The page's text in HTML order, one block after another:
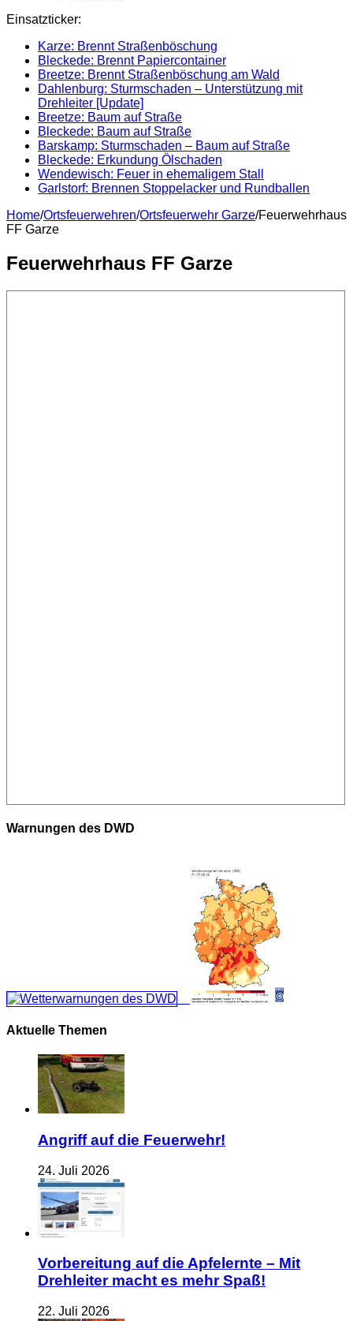
Einsatzticker:
Karze: Brennt Straßenböschung
Bleckede: Brennt Papiercontainer
Breetze: Brennt Straßenböschung am Wald
Dahlenburg: Sturmschaden – Unterstützung mit
Drehleiter [Update]
Breetze: Baum auf Straße
Bleckede: Baum auf Straße
Barskamp: Sturmschaden – Baum auf Straße
Bleckede: Erkundung Ölschaden
Wendewisch: Feuer in ehemaligem Stall
Garlstorf: Brennen Stoppelacker und Rundballen
Home/Ortsfeuerwehren/Ortsfeuerwehr Garze/Feuerwehrhaus
FF Garze
Feuerwehrhaus FF Garze
Warnungen des DWD
Aktuelle Themen
Angriff auf die Feuerwehr!
24. Juli 2026
Vorbereitung auf die Apfelernte – Mit
Drehleiter macht es mehr Spaß!
22. Juli 2026